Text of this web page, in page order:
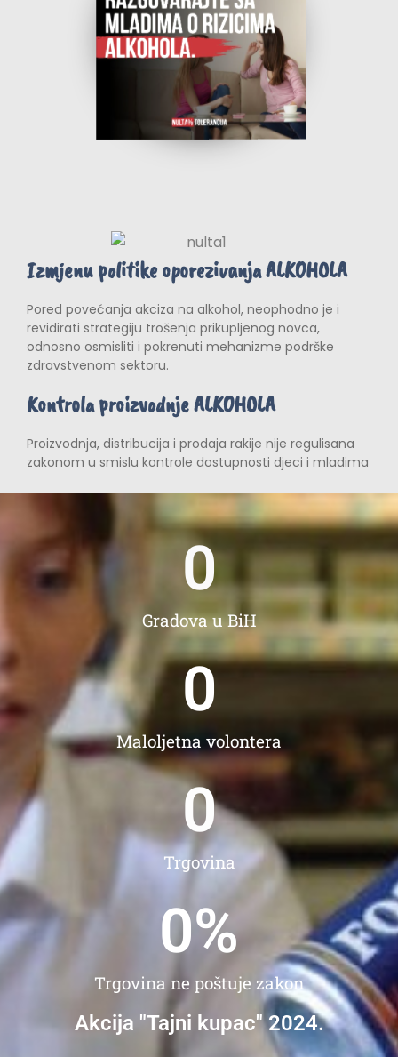
Izmjenu politike oporezivanja ALKOHOLA
Pored povećanja akciza na alkohol, neophodno je i
revidirati strategiju trošenja prikupljenog novca,
odnosno osmisliti i pokrenuti mehanizme podrške
zdravstvenom sektoru.
Kontrola proizvodnje ALKOHOLA
Proizvodnja, distribucija i prodaja rakije nije regulisana
zakonom u smislu kontrole dostupnosti djeci i mladima
Gradova u BiH
0
Maloljetna volontera
0
Trgovina
0
Trgovina ne poštuje zakon
0%
Akcija "Tajni kupac" 2024.